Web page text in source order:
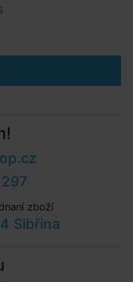
zboží
Sibřina